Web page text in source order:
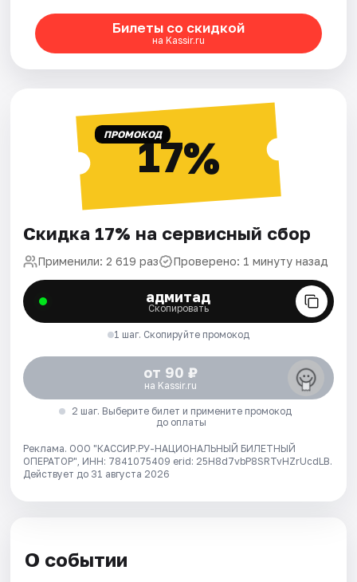
Билеты со скидкой
на Kassir.ru
ПРОМОКОД17%
Скидка 17% на сервисный сбор
Применили: 2 619 раз Проверено: 1 минуту назад
адмитад
Скопировать
1 шаг. Скопируйте промокод
от 90 ₽
на Kassir.ru
2 шаг. Выберите билет и примените промокод
до оплаты
Реклама. ООО "КАССИР.РУ-НАЦИОНАЛЬНЫЙ БИЛЕТНЫЙ
ОПЕРАТОР", ИНН: 7841075409 erid: 25H8d7vbP8SRTvHZrUcdLB.
Действует до 31 августа 2026
О событии